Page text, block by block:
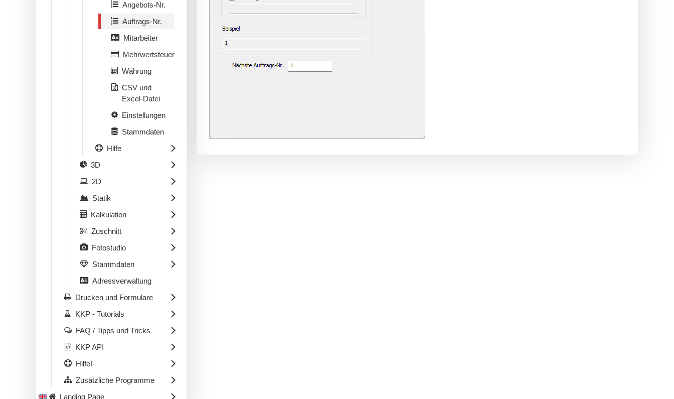
Angebots-Nr.
Auftrags-Nr.
Mitarbeiter
Mehrwertsteuer
Währung
CSV und
Excel-Datei
Einstellungen
Stammdaten
Hilfe
3D
2D
Statik
Kalkulation
Zuschnitt
Fotostudio
Stammdaten
Adressverwaltung
Drucken und Formulare
KKP - Tutorials
FAQ / Tipps und Tricks
KKP API
Hilfe!
Zusätzliche Programme
Landing Page